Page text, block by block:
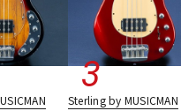
Sterling by MUSICMAN